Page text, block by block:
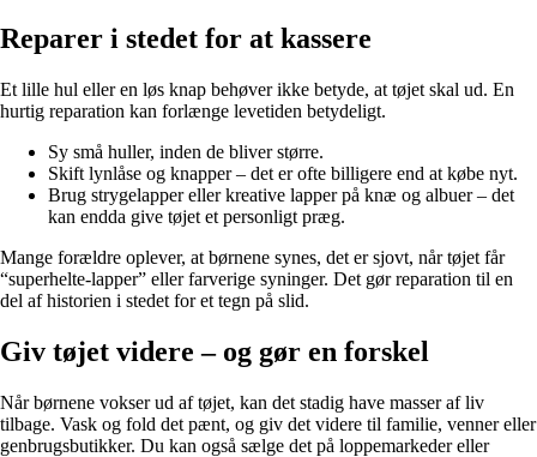
Reparer i stedet for at kassere
Et lille hul eller en løs knap behøver ikke betyde, at tøjet skal ud. En
hurtig reparation kan forlænge levetiden betydeligt.
Sy små huller, inden de bliver større.
Skift lynlåse og knapper – det er ofte billigere end at købe nyt.
Brug strygelapper eller kreative lapper på knæ og albuer – det
kan endda give tøjet et personligt præg.
Mange forældre oplever, at børnene synes, det er sjovt, når tøjet får
“superhelte-lapper” eller farverige syninger. Det gør reparation til en
del af historien i stedet for et tegn på slid.
Giv tøjet videre – og gør en forskel
Når børnene vokser ud af tøjet, kan det stadig have masser af liv
tilbage. Vask og fold det pænt, og giv det videre til familie, venner eller
genbrugsbutikker. Du kan også sælge det på loppemarkeder eller